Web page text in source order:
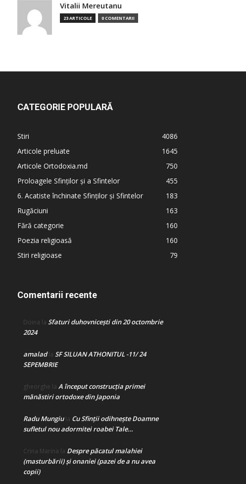
Vitalii Mereutanu
23 ARTICOLE 0 COMENTARII
CATEGORIE POPULARĂ
Stiri
4086
Articole preluate
1645
Articole Ortodoxia.md
750
Proloagele Sfinților și a Sfintelor
455
6. Acatiste închinate Sfinților și Sfintelor
183
Rugăciuni
163
Fără categorie
160
Poezia religioasă
160
Stiri religioase
79
Comentarii recente
Doina la Sfaturi duhovnicești din 20 octombrie
2024
amaladla SF SILUAN ATHONITUL -11/ 24
SEPEMBRIE
gheorghe la A început construcţia primei
mănăstiri ortodoxe din Japonia
Radu Mungiula Cu Sfinții odihnește Doamne
sufletul nou adormitei roabei Tale…
Crina Marina la Despre păcatul malahiei
(masturbării) şi onaniei (pazei de a nu avea
copii)